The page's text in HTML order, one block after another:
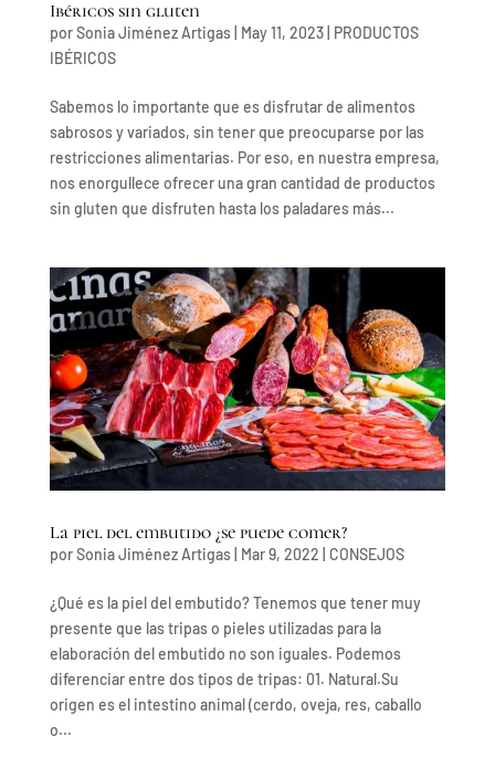
Ibéricos sin gluten
porSonia Jiménez Artigas| May 11, 2023| PRODUCTOS
IBÉRICOS
Sabemos lo importante que es disfrutar de alimentos
sabrosos y variados, sin tener que preocuparse por las
restricciones alimentarias. Por eso, en nuestra empresa,
nos enorgullece ofrecer una gran cantidad de productos
sin gluten que disfruten hasta los paladares más...
La piel del embutido ¿se puede comer?
porSonia Jiménez Artigas| Mar 9, 2022 CONSEJOS
¿Qué es la piel del embutido? Tenemos que tener muy
presente que las tripas o pieles utilizadas para la
elaboración del embutido no son iguales. Podemos
diferenciar entre dos tipos de tripas: 01. Natural.Su
origen es el intestino animal (cerdo, oveja, res, caballo
o...